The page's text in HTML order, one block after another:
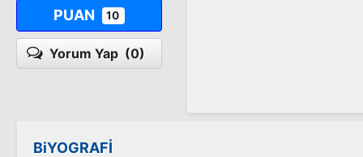
PUAN 10
Yorum Yap (0)
BiYOGRAFİ